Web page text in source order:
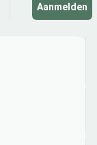
Aanmelden